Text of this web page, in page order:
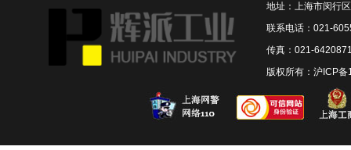
地址：上海市闵行
联系电话：021-
传真：021-
版权所有： 沪ICP备